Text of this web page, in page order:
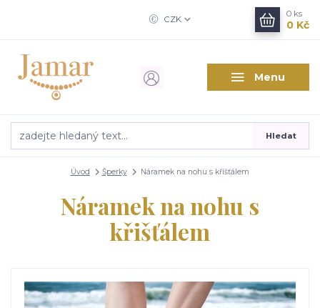
Menu
CZK
Hledat
0 ks
0 Kč
Úvod Šperky Náramek na nohu s křišťálem
Náramek na nohu s
křišťálem